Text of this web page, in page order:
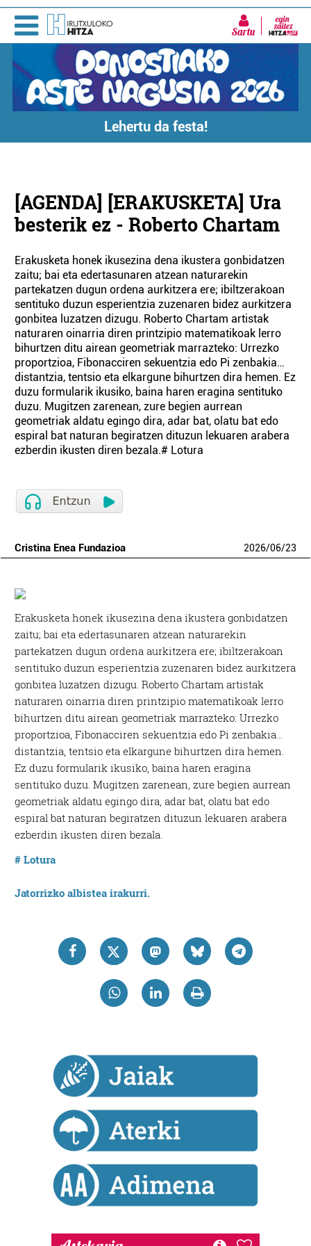
Sartu
Lehertu da festa!
[AGENDA] [ERAKUSKETA] Ura
besterik ez - Roberto Chartam
Erakusketa honek ikusezina dena ikustera gonbidatzen
zaitu; bai eta edertasunaren atzean naturarekin
partekatzen dugun ordena aurkitzera ere; ibiltzerakoan
sentituko duzun esperientzia zuzenaren bidez aurkitzera
gonbitea luzatzen dizugu. Roberto Chartam artistak
naturaren oinarria diren printzipio matematikoak lerro
bihurtzen ditu airean geometriak marrazteko: Urrezko
proportzioa, Fibonacciren sekuentzia edo Pi zenbakia…
distantzia, tentsio eta elkargune bihurtzen dira hemen. Ez
duzu formularik ikusiko, baina haren eragina sentituko
duzu. Mugitzen zarenean, zure begien aurrean
geometriak aldatu egingo dira, adar bat, olatu bat edo
espiral bat naturan begiratzen dituzun lekuaren arabera
ezberdin ikusten diren bezala.# Lotura
Cristina Enea Fundazioa 2026/06/23
Erakusketa honek ikusezina dena ikustera gonbidatzen
zaitu; bai eta edertasunaren atzean naturarekin
partekatzen dugun ordena aurkitzera ere; ibiltzerakoan
sentituko duzun esperientzia zuzenaren bidez aurkitzera
gonbitea luzatzen dizugu. Roberto Chartam artistak
naturaren oinarria diren printzipio matematikoak lerro
bihurtzen ditu airean geometriak marrazteko: Urrezko
proportzioa, Fibonacciren sekuentzia edo Pi zenbakia…
distantzia, tentsio eta elkargune bihurtzen dira hemen.
Ez duzu formularik ikusiko, baina haren eragina
sentituko duzu. Mugitzen zarenean, zure begien aurrean
geometriak aldatu egingo dira, adar bat, olatu bat edo
espiral bat naturan begiratzen dituzun lekuaren arabera
ezberdin ikusten diren bezala.
# Lotura
Jatorrizko albistea irakurri.